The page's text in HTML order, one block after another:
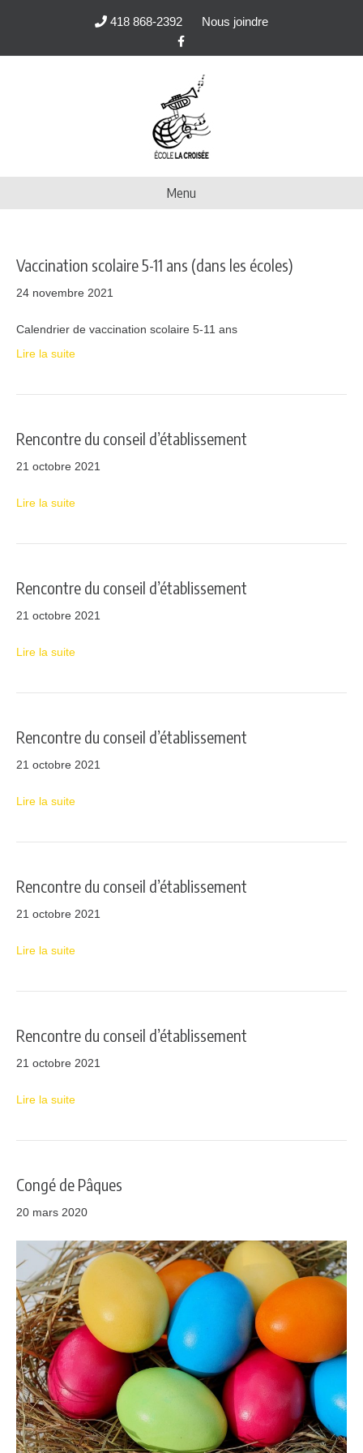
418 868-2392
Nous joindre
c
o
o
k
Menu
Vaccination scolaire 5-11 ans (dans les écoles)
24 novembre 2021
Calendrier de vaccination scolaire 5-11 ans
Lire la suite
Rencontre du conseil d’établissement
21 octobre 2021
Lire la suite
Rencontre du conseil d’établissement
21 octobre 2021
Lire la suite
Rencontre du conseil d’établissement
21 octobre 2021
Lire la suite
Rencontre du conseil d’établissement
21 octobre 2021
Lire la suite
Rencontre du conseil d’établissement
21 octobre 2021
Lire la suite
Congé de Pâques
20 mars 2020